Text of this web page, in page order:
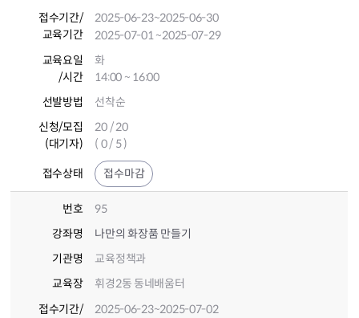
접수기간/
교육기간
2025-06-23~2025-06-30
2025-07-01~2025-07-29
교육요일
/시간
화
14:00 ~ 16:00
선발방법
선착순
신청/모집
(대기자)
20 / 20
( 0 / 5 )
접수상태 접수마감
번호
95
강좌명
나만의 화장품 만들기
기관명
교육정책과
교육장
휘경2동 동네배움터
접수기간/
2025-06-23~2025-07-02